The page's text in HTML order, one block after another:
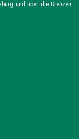
und über die Grenzen